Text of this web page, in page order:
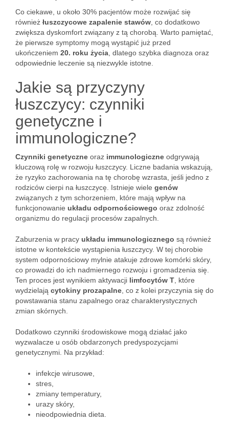
Co ciekawe, u około 30% pacjentów może rozwijać się
również łuszczycowe zapalenie stawów , co dodatkowo
zwiększa dyskomfort związany z tą chorobą. Warto pamiętać,
że pierwsze symptomy mogą wystąpić już przed
ukończeniem 20. roku życia , dlatego szybka diagnoza oraz
odpowiednie leczenie są niezwykle istotne.
Jakie są przyczyny
łuszczycy: czynniki
genetyczne i
immunologiczne?
Czynniki genetyczne oraz immunologiczne odgrywają
kluczową rolę w rozwoju łuszczycy. Liczne badania wskazują,
że ryzyko zachorowania na tę chorobę wzrasta, jeśli jedno z
rodziców cierpi na łuszczycę. Istnieje wiele genów
związanych z tym schorzeniem, które mają wpływ na
funkcjonowanie układu odpornościowego oraz zdolność
organizmu do regulacji procesów zapalnych.
Zaburzenia w pracy układu immunologicznego są również
istotne w kontekście wystąpienia łuszczycy. W tej chorobie
system odpornościowy mylnie atakuje zdrowe komórki skóry,
co prowadzi do ich nadmiernego rozwoju i gromadzenia się.
Ten proces jest wynikiem aktywacji limfocytów T , które
wydzielają cytokiny prozapalne , co z kolei przyczynia się do
powstawania stanu zapalnego oraz charakterystycznych
zmian skórnych.
Dodatkowo czynniki środowiskowe mogą działać jako
wyzwalacze u osób obdarzonych predyspozycjami
genetycznymi. Na przykład:
infekcje wirusowe,
stres,
zmiany temperatury,
urazy skóry,
nieodpowiednia dieta.